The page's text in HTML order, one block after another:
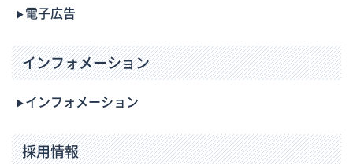
電子広告
インフォメーション
インフォメーション
採用情報